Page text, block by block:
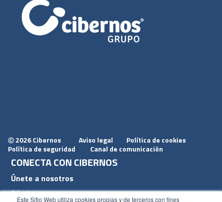
Este Sitio Web utiliza cookies propias y de terceros con fines
Ⓒ 2026 Cibernos Aviso legal
Política de cookies
Política de seguridad
Canal de comunicación
CONECTA CON CIBERNOS
Únete a nosotros
Dónde estamos